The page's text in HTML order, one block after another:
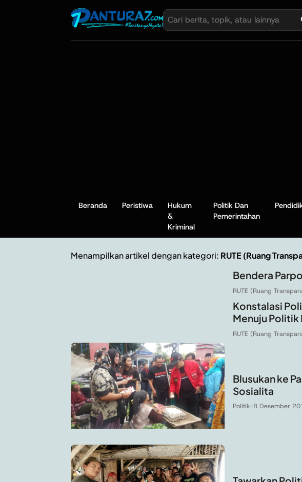
Beranda Peristiwa
Hukum
&
Kriminal
Politik Dan
Pemerintahan
Menampilkan artikel dengan kategori: RUTE (Ruang
Bendera
RUTE (Ruang
Konstalasi
Menuju
RUTE (Ruang
Blusukan ke
Sosialita
Politik-8 Desember